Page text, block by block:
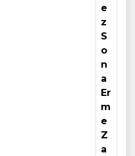
e
z
S
o
n
a
Er
m
e
Z
a